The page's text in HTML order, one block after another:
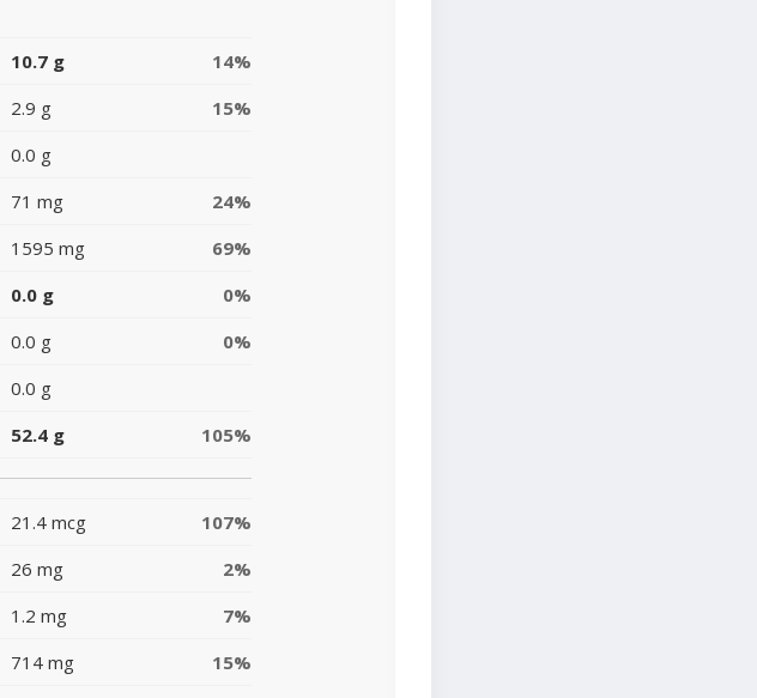
10.7 g
14%
2.9 g
15%
0.0 g
71 mg
24%
1595 mg
69%
0.0 g
0%
0.0 g
0%
0.0 g
52.4 g 105%
21.4 mcg
107%
26 mg
2%
1.2 mg
7%
714 mg 15%